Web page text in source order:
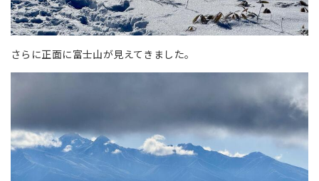
さらに正面に富士山が見えてきました。